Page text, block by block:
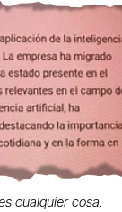
cualquier cosa.